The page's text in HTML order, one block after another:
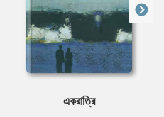
একরাত্রি